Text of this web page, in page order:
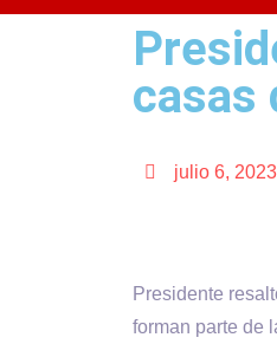
casas
julio 6, 2023
Presidente
forman parte de